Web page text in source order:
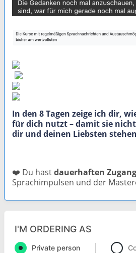
In den 8 Tagen zeige ich dir,
für dich nutzt – damit sie
dir und deinen Liebsten
❤️ Du hastdauerhaften Zugang
Sprachimpulsen und der
I'M ORDERING AS
Private person